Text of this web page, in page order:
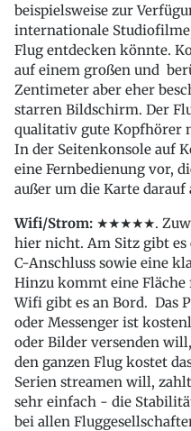
beispielsweise zur
internationale
Flug entdecken könnte.
auf einem großen und
Zentimeter aber eher
starren Bildschirm. Der
qualitativ gute Kopfhörer
In der Seitenkonsole auf
eine Fernbedienung vor,
außer um die Karte darauf
Wifi/Strom: ★★★★★.
hier nicht. Am Sitz gibt es
C-Anschluss sowie eine
Hinzu kommt eine Fläche
Wifi gibt es an Bord. Das
oder Messenger ist
oder Bilder versenden
den ganzen Flug kostet
Serien streamen will,
sehr einfach - die
bei allen